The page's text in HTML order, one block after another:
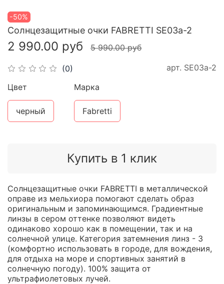
-50%
(0) арт. SE03a-2
Cолнцезащитные очки FABRETTI SE03a-2
2 990.00 руб 5 990.00 руб
Купить в 1 клик
Цвет
черный
Марка
Fabretti
Солнцезащитные очки FABRETTI в металлической
оправе из мельхиора помогают сделать образ
оригинальным и запоминающимся. Градиентные
линзы в сером оттенке позволяют видеть
одинаково хорошо как в помещении, так и на
солнечной улице. Категория затемнения линз - 3
(комфортно использовать в городе, для вождения,
для отдыха на море и спортивных занятий в
солнечную погоду). 100% защита от
ультрафиолетовых лучей.